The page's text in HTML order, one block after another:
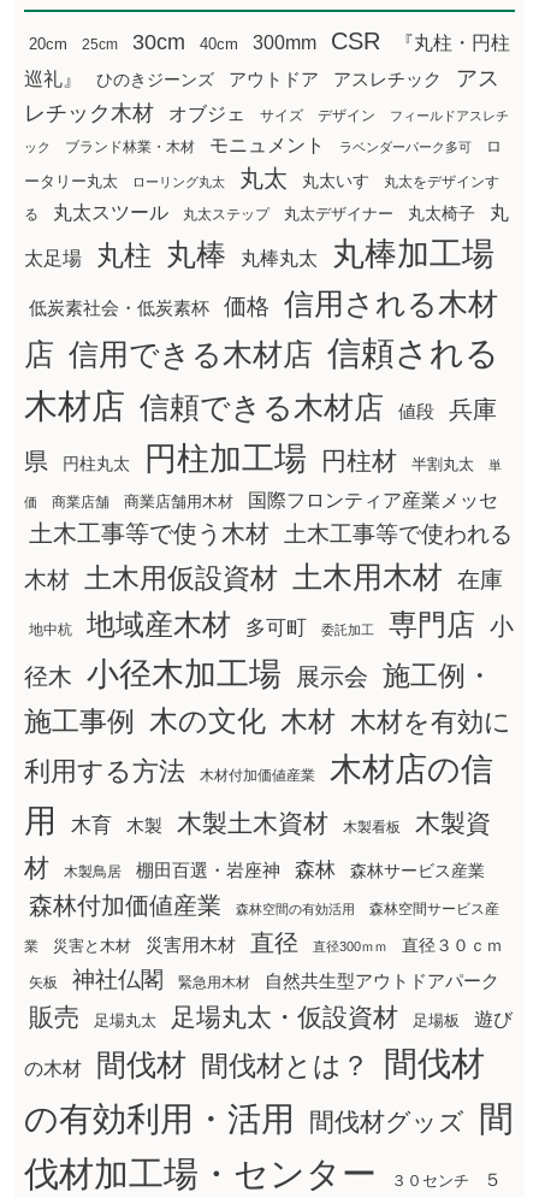
20cm 25cm 30cm 40cm 300mm CSR
『丸柱・円柱
巡礼』
ひのきジーンズ アウトドア アスレチック
アス
レチック木材
オブジェ サイズ デザイン フィールドアスレチ
ック ブランド林業・木材 モニュメント ラベンダーパーク多可
ロ
ータリー丸太
ローリング丸太 丸太 丸太いす
丸太をデザインす
る
丸太スツール 丸太ステップ 丸太デザイナー 丸太椅子 丸
太足場 丸柱 丸棒 丸棒丸太 丸棒加工場
低炭素社会・低炭素杯 価格
信用される木材
店 信用できる木材店 信頼される
木材店 信頼できる木材店 値段
兵庫
県
円柱丸太 円柱加工場 円柱材 半割丸太 単
価 商業店舗 商業店舗用木材 国際フロンティア産業メッセ
土木工事等で使う木材
土木工事等で使われる
木材
土木用仮設資材 土木用木材 在庫
地中杭 地域産木材 多可町 委託加工 専門店 小
径木 小径木加工場 展示会 施工例・
施工事例
木の文化 木材 木材を有効に
利用する方法
木材付加価値産業
木材店の信
用
木育 木製 木製土木資材 木製看板
木製資
材
木製鳥居 棚田百選・岩座神 森林 森林サービス産業
森林付加価値産業 森林空間の有効活用 森林空間サービス産
業 災害と木材 災害用木材 直径 直径300ｍｍ 直径３０ｃｍ
矢板 神社仏閣 緊急用木材 自然共生型アウトドアパーク
販売 足場丸太 足場丸太・仮設資材 足場板 遊び
の木材 間伐材 間伐材とは？
間伐材
の有効利用・活用
間伐材グッズ
間
伐材加工場・センター
３０センチ ５